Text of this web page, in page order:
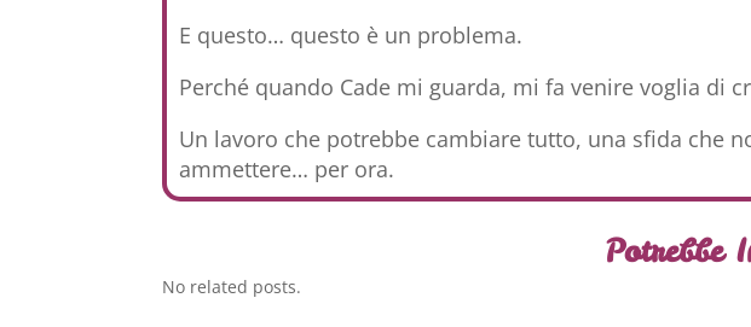
E questo… questo è un problema.
Perché quando Cade mi guarda, mi fa venire voglia di
Un lavoro che potrebbe cambiare tutto, una sfida che
ammettere… per ora.
Potrebbe
No related posts.